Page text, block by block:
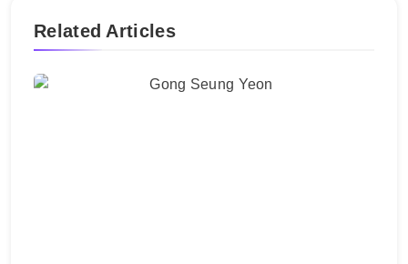
Related Articles